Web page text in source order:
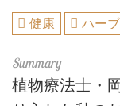
健康 ハーブ
植物療法士・